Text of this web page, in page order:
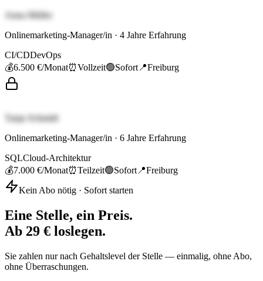
Anna Müller
Onlinemarketing-Manager/in · 4 Jahre Erfahrung
CI/CDDevOps
💰6.500 €/Monat⏰Vollzeit🟢Sofort 📍Freiburg
Tanja Schmidt
Onlinemarketing-Manager/in · 6 Jahre Erfahrung
SQLCloud-Architektur
💰7.000 €/Monat⏰Teilzeit🟢Sofort 📍Freiburg
Kein Abo nötig · Sofort starten
Eine Stelle, ein Preis.
Ab 29 € loslegen.
Sie zahlen nur nach Gehaltslevel der Stelle — einmalig, ohne Abo,
ohne Überraschungen.